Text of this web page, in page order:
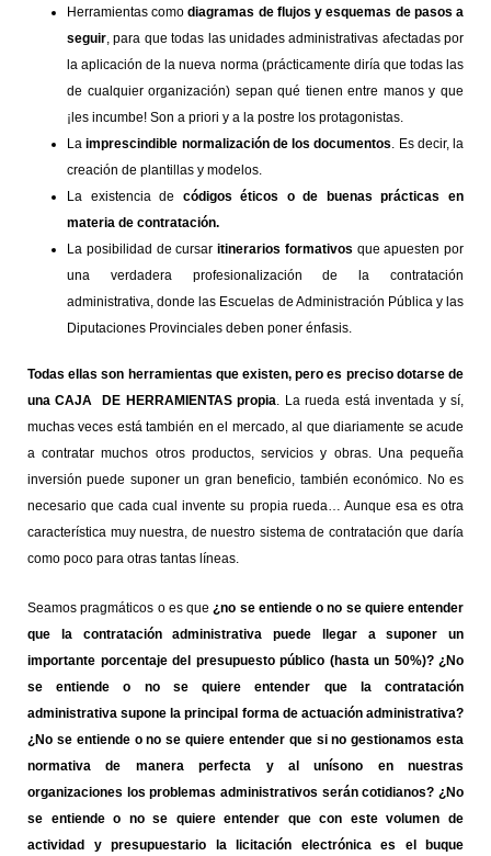
Herramientas comodiagramas de flujos y esquemas de pasos a
seguir, para que todas las unidades administrativas afectadas por
la aplicación de la nueva norma (prácticamente diría que todas las
de cualquier organización) sepan qué tienen entre manos y que
¡les incumbe! Son a priori y a la postre los protagonistas.
Laimprescindible normalización de los documentos. Es decir, la
creación de plantillas y modelos.
La existencia de códigos éticos o de buenas prácticas en
materia de contratación.
La posibilidad de cursar itinerarios formativos que apuesten por
una verdadera profesionalización de la contratación
administrativa, donde las Escuelas de Administración Pública y las
Diputaciones Provinciales deben poner énfasis.
Todas ellas son herramientas que existen, pero es preciso dotarse de
una CAJA DE HERRAMIENTAS propia. La rueda está inventada y sí,
muchas veces está también en el mercado, al que diariamente se acude
a contratar muchos otros productos, servicios y obras. Una pequeña
inversión puede suponer un gran beneficio, también económico. No es
necesario que cada cual invente su propia rueda… Aunque esa es otra
característica muy nuestra, de nuestro sistema de contratación que daría
como poco para otras tantas líneas.
Seamos pragmáticos o es que¿no se entiende o no se quiere entender
que la contratación administrativa puede llegar a suponer un
importante porcentaje del presupuesto público (hasta un 50%)? ¿No
se entiende o no se quiere entender que la contratación
administrativa supone la principal forma de actuación administrativa?
¿No se entiende o no se quiere entender que si no gestionamos esta
normativa de manera perfecta y al unísono en nuestras
organizaciones los problemas administrativos serán cotidianos? ¿No
se entiende o no se quiere entender que con este volumen de
actividad y presupuestario la licitación electrónica es el buque